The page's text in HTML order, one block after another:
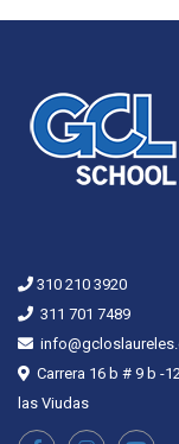
310 210 3920
311 701 7489
Carrera 16 b # 9 b -
las Viudas